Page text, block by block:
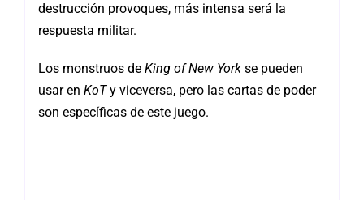
destrucción provoques, más intensa será la
respuesta militar.
Los monstruos de King of New Yorkse pueden
usar en KoTy viceversa, pero las cartas de poder
son específicas de este juego.